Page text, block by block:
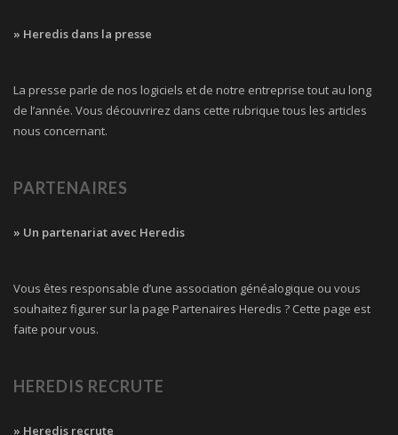
» Heredis dans la presse
La presse parle de nos logiciels et de notre entreprise tout au long
de l’année. Vous découvrirez dans cette rubrique tous les articles
nous concernant.
PARTENAIRES
» Un partenariat avec Heredis
Vous êtes responsable d’une association généalogique ou vous
souhaitez figurer sur la page Partenaires Heredis ? Cette page est
faite pour vous.
HEREDIS RECRUTE
» Heredis recrute